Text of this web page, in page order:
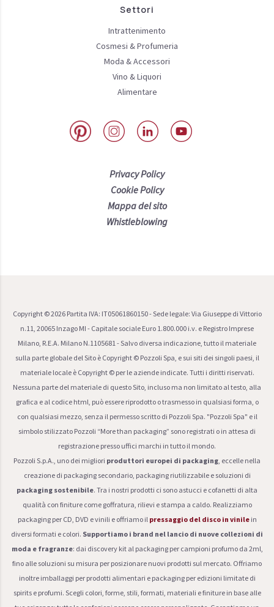
Settori
Intrattenimento
Cosmesi & Profumeria
Moda & Accessori
Vino & Liquori
Alimentare
Privacy Policy
Cookie Policy
Mappa del sito
Whistleblowing
Copyright ©2026 Partita IVA: IT05061860150 - Sede legale: Via Giuseppe di Vittorio
n.11, 20065 Inzago MI - Capitale sociale Euro 1.800.000 i.v. e Registro Imprese
Milano, R.E.A. Milano N.1105681 - Salvo diversa indicazione, tutto il materiale
sulla parte globale del Sito è Copyright © Pozzoli Spa, e sui siti dei singoli paesi, il
materiale locale è Copyright © per le aziende indicate. Tutti i diritti riservati.
Nessuna parte del materiale di questo Sito, incluso ma non limitato al testo, alla
grafica e al codice html, può essere riprodotto o trasmesso in qualsiasi forma, o
con qualsiasi mezzo, senza il permesso scritto di Pozzoli Spa. "Pozzoli Spa" e il
simbolo stilizzato Pozzoli “More than packaging” sono registrati o in attesa di
registrazione presso uffici marchi in tutto il mondo.
Pozzoli S.p.A., uno dei migliori produttori europei di packaging, eccelle nella
creazione di packaging secondario, packaging riutilizzabile e soluzioni di
packaging sostenibile. Tra i nostri prodotti ci sono astucci e cofanetti di alta
qualità con finiture come goffratura, rilievi e stampa a caldo. Realizziamo
packaging per CD, DVD e vinili e offriamo il pressaggio del disco in vinilein
diversi formati e colori. Supportiamo i brand nel lancio di nuove collezioni di
moda e fragranze: dai discovery kit al packaging per campioni profumo da 2ml,
fino alle soluzioni su misura per posizionare nuovi prodotti sul mercato. Offriamo
inoltre imballaggi per prodotti alimentari e packaging per edizioni limitate di
spirits e profumi. Scegli colori, forme, stili, formati, materiali e finiture in base alle